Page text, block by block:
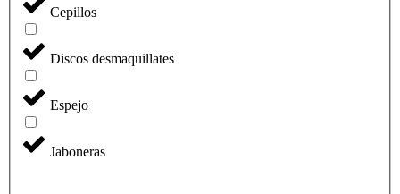
Cepillos
Discos desmaquillates
Espejo
Jaboneras